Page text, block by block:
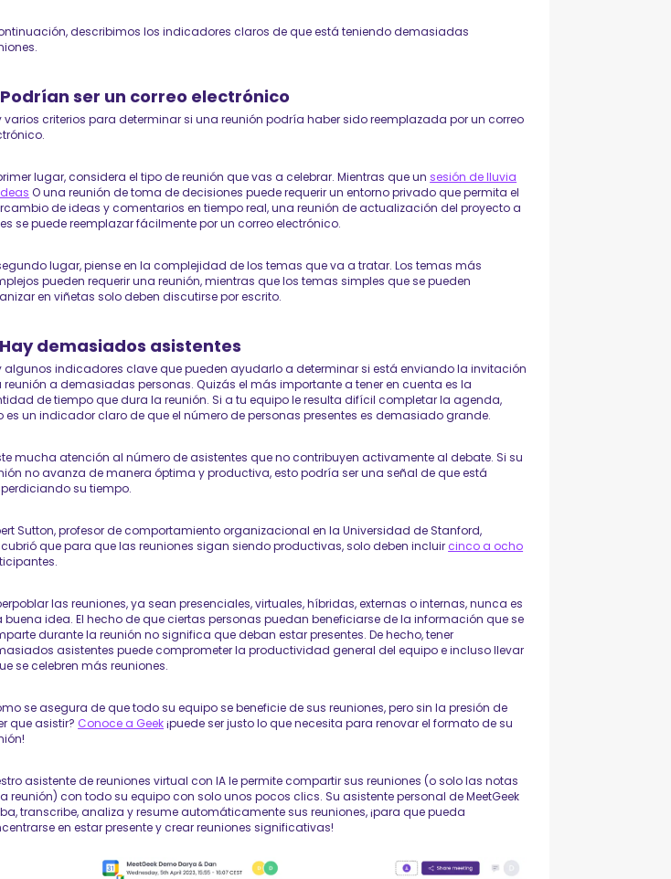
describimos los indicadores claros de que está teniendo demasiadas
ser un correo electrónico
varios criterios para determinar si una reunión podría haber sido reemplazada por un correo
lugar, considera el tipo de reunión que vas a celebrar. Mientras que unsesión de lluvia
O una reunión de toma de decisiones puede requerir un entorno privado que permita el
de ideas y comentarios en tiempo real, una reunión de actualización del proyecto a
se puede reemplazar fácilmente por un correo electrónico.
lugar, piense en la complejidad de los temas que va a tratar. Los temas más
pueden requerir una reunión, mientras que los temas simples que se pueden
en viñetas solo deben discutirse por escrito.
Hay demasiados asistentes
algunos indicadores clave que pueden ayudarlo a determinar si está enviando la invitación
reunión a demasiadas personas. Quizás el más importante a tener en cuenta es la
de tiempo que dura la reunión. Si a tu equipo le resulta difícil completar la agenda,
es un indicador claro de que el número de personas presentes es demasiado grande.
mucha atención al número de asistentes que no contribuyen activamente al debate. Si su
no avanza de manera óptima y productiva, esto podría ser una señal de que está
su tiempo.
Sutton, profesor de comportamiento organizacional en la Universidad de Stanford,
que para que las reuniones sigan siendo productivas, solo deben incluir cinco a ocho
las reuniones, ya sean presenciales, virtuales, híbridas, externas o internas, nunca es
buena idea. El hecho de que ciertas personas puedan beneficiarse de la información que se
durante la reunión no significa que deban estar presentes. De hecho, tener
asistentes puede comprometer la productividad general del equipo e incluso llevar
se celebren más reuniones.
se asegura de que todo su equipo se beneficie de sus reuniones, pero sin la presión de
que asistir? Conoce a Geek¡puede ser justo lo que necesita para renovar el formato de su
asistente de reuniones virtual con IA le permite compartir sus reuniones (o solo las notas
reunión) con todo su equipo con solo unos pocos clics. Su asistente personal de MeetGeek
transcribe, analiza y resume automáticamente sus reuniones, ¡para que pueda
en estar presente y crear reuniones significativas!